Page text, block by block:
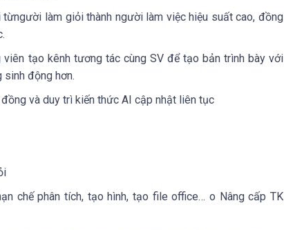
từngười làm giỏi thành người làm việc hiệu suất cao, đồng
viên tạo kênh tương tác cùng SV để tạo bản trình bày với
động hơn.
và duy trì kiến thức AI cập nhật liên tục
chế phân tích, tạo hình, tạo file office… o Nâng cấp TK